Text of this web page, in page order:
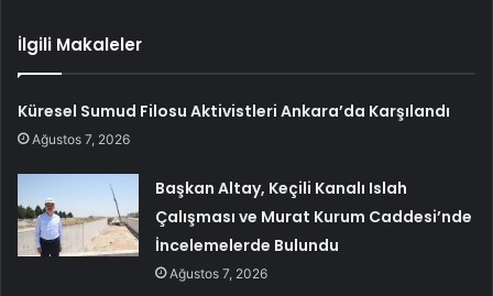
İlgili Makaleler
Küresel Sumud Filosu Aktivistleri Ankara’da Karşılandı
Ağustos 7, 2026
Başkan Altay, Keçili Kanalı Islah
Çalışması ve Murat Kurum Caddesi’nde
İncelemelerde Bulundu
Ağustos 7, 2026